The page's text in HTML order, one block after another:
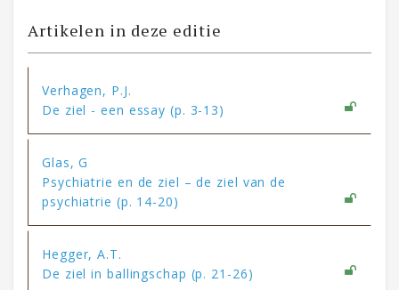
Artikelen in deze editie
Verhagen, P.J.
De ziel - een essay (p. 3-13)
Glas, G
Psychiatrie en de ziel – de ziel van de
psychiatrie (p. 14-20)
Hegger, A.T.
De ziel in ballingschap (p. 21-26)